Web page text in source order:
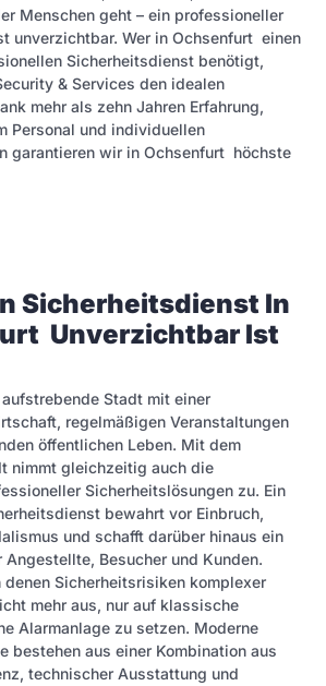
Menschen geht – ein professioneller
unverzichtbar. Wer in Ochsenfurt einen
Sicherheitsdienst benötigt,
& Services den idealen
mehr als zehn Jahren Erfahrung,
Personal und individuellen
garantieren wir in Ochsenfurt höchste
Sicherheitsdienst In
Unverzichtbar Ist
Stadt mit einer
regelmäßigen Veranstaltungen
öffentlichen Leben. Mit dem
nimmt gleichzeitig auch die
Sicherheitslösungen zu. Ein
bewahrt vor Einbruch,
und schafft darüber hinaus ein
Besucher und Kunden.
denen Sicherheitsrisiken komplexer
mehr aus, nur auf klassische
Alarmanlage zu setzen. Moderne
bestehen aus einer Kombination aus
technischer Ausstattung und